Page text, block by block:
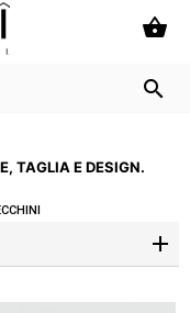
shopping_basket

TAGLIA E DESIGN.